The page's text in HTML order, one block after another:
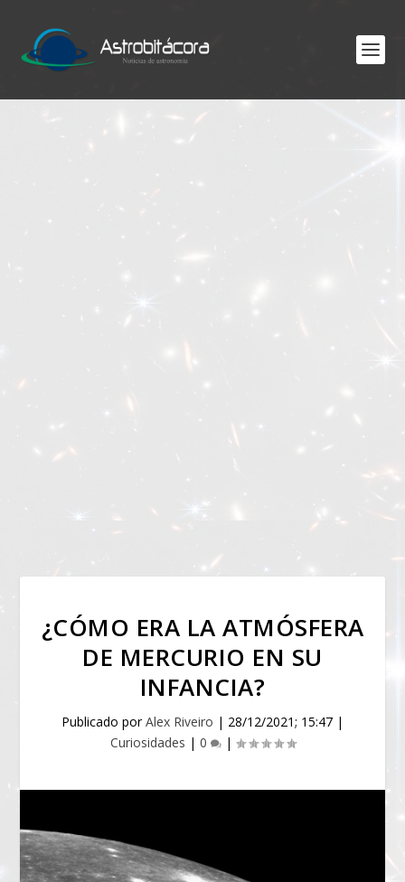
¿CÓMO ERA LA ATMÓSFERA
DE MERCURIO EN SU
INFANCIA?
Publicado porAlex Riveiro | 28/12/2021; 15:47 |
Curiosidades | 0 |